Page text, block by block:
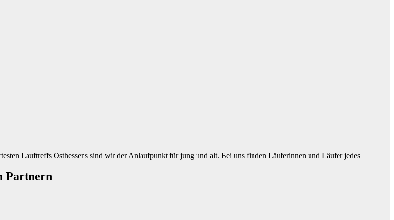
Lauftreffs Osthessens sind wir der Anlaufpunkt für jung und alt. Bei uns finden Läuferinnen und Läufer jedes
Partnern